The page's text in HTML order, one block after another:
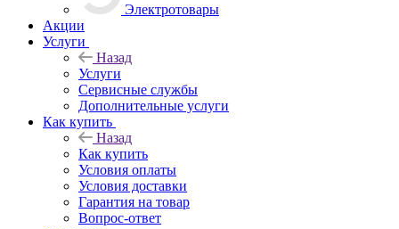
Электротовары
Акции
Услуги
Назад
Услуги
Сервисные службы
Дополнительные услуги
Как купить
Назад
Как купить
Условия оплаты
Условия доставки
Гарантия на товар
Вопрос-ответ